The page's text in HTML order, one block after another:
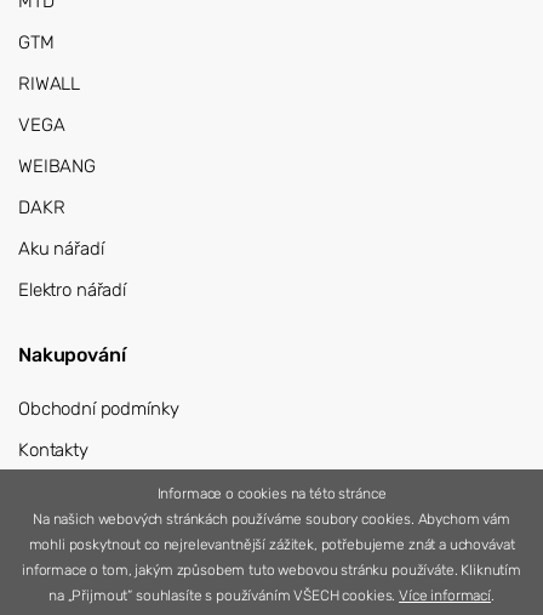
GTM
RIWALL
VEGA
WEIBANG
DAKR
Aku nářadí
Elektro nářadí
Nakupování
Obchodní podmínky
Kontakty
Informace o cookies na této stránce
Na našich webových stránkách používáme soubory cookies. Abychom vám
mohli poskytnout co nejrelevantnější zážitek, potřebujeme znát a uchovávat
informace o tom, jakým způsobem tuto webovou stránku používáte. Kliknutím
na „Přijmout“ souhlasíte s používáním VŠECH cookies.Více informací.